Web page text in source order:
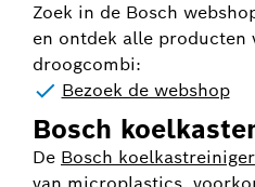
Zoek in de Bosch
en ontdek alle producten
droogcombi:
Bezoek de webshop
Bosch
De Bosch koelkastreiniger